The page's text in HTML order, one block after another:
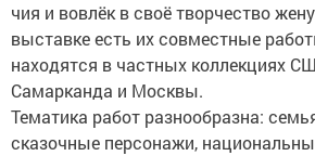
чия и вовлёк в своё творчество
выставке есть их совместные
находятся в частных коллекциях
Самарканда и Москвы.
Тематика работ разнообразна:
сказочные персонажи,